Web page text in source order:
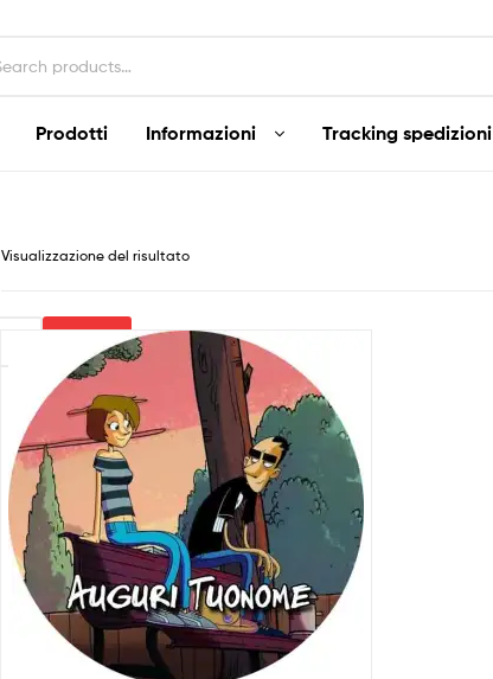
Prodotti Informazioni Tracking spedizioni
Visualizzazione del risultato